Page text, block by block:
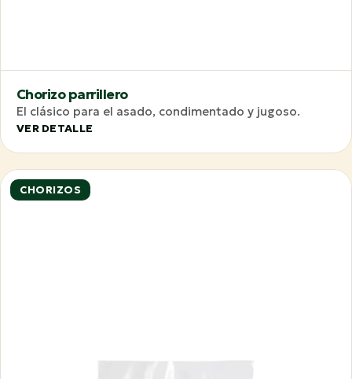
Chorizo parrillero
El clásico para el asado, condimentado y jugoso.
VER DETALLE
CHORIZOS